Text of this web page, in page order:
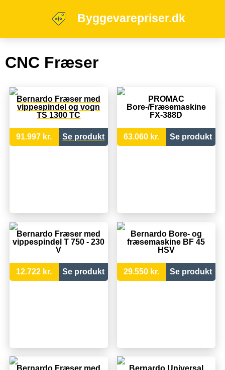
Byggevarepriser.dk
CNC Fræser
Bernardo Fræser med
vippespindel og vogn
TS 1300 TC
91.997 kr. Se produkt
PROMAC
Bore-/Fræsemaskine
FX-388D
63.060 kr. Se produkt
Bernardo Fræser med
vippespindel T 750 - 230
V
12.722 kr. Se produkt
Bernardo Bore- og
fræsemaskine BF 45
HSV
29.550 kr. Se produkt
Bernardo Fræser med
Bernardo Universal